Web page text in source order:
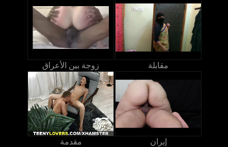
زوجة بين الأعراق مقابلة
مقدمة إيران